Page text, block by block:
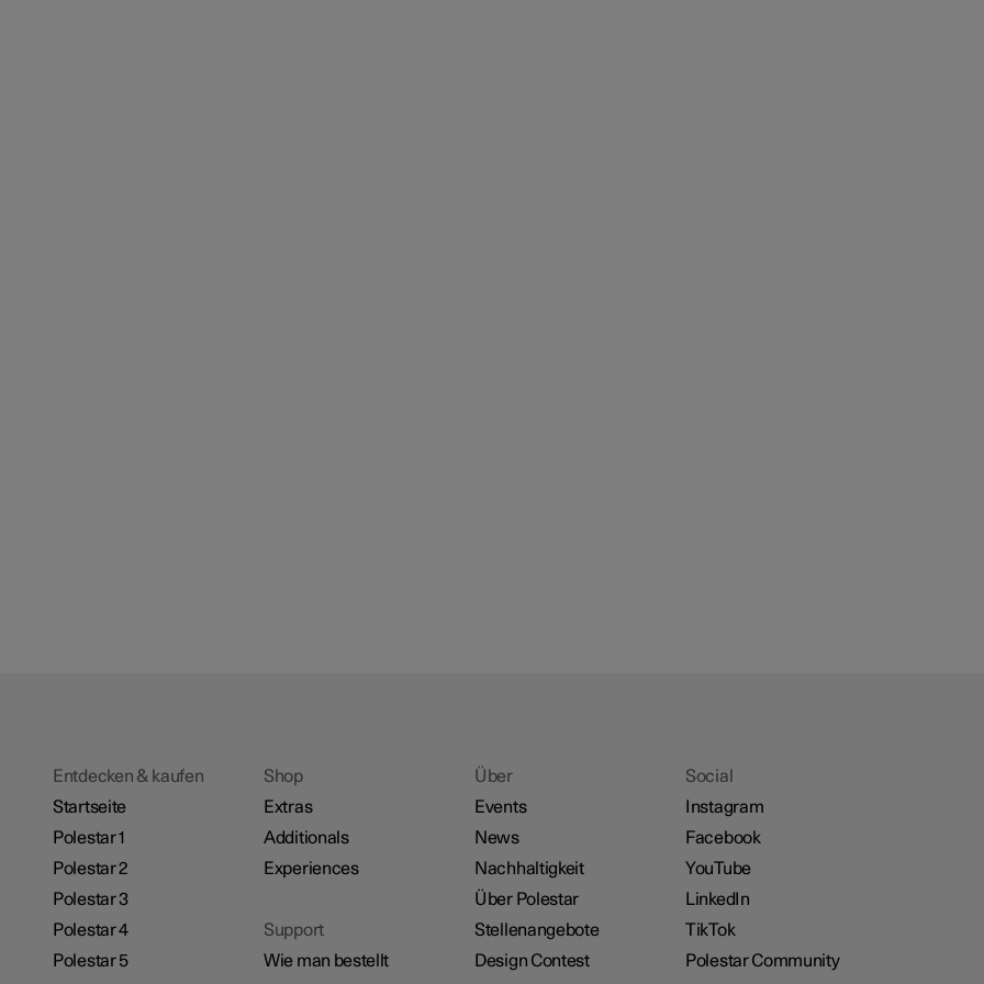
Entdecken & kaufen
Startseite
Polestar 1
Polestar 2
Polestar 3
Polestar 4
Polestar 5
Shop
Extras
Additionals
Experiences
Support
Wie man bestellt
Über
Events
News
Nachhaltigkeit
Über Polestar
Stellenangebote
Design Contest
Social
Instagram
Facebook
YouTube
LinkedIn
TikTok
Polestar Community